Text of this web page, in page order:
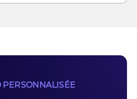
PERSONNALISÉE